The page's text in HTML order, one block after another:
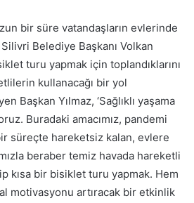
bir süre vatandaşların evlerinde
Silivri Belediye Başkanı Volkan
turu yapmak için toplandıklarını
kullanacağı bir yol
Başkan Yılmaz, ‘Sağlıklı yaşama
Buradaki amacımız, pandemi
süreçte hareketsiz kalan, evlere
beraber temiz havada hareketli
kısa bir bisiklet turu yapmak. Hem
motivasyonu artıracak bir etkinlik